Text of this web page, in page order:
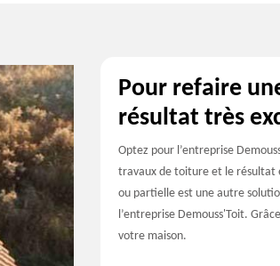
Pour refaire
résultat très
Optez pour l’entreprise
travaux de toiture et le résultat
ou partielle est une autre
l’entreprise Demouss'Toit.
votre maison.